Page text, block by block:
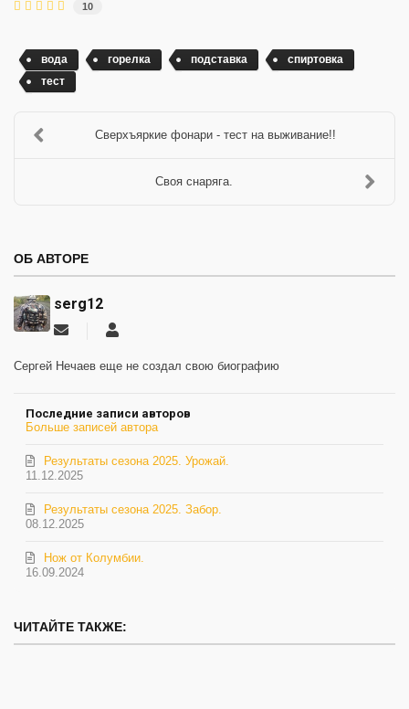
10
вода горелка подставка
спиртовка
тест
Сверхъяркие фонари - тест на выживание!!
Своя снаряга.
ОБ АВТОРЕ
serg12
Подписаться
обновление
serg12
Сергей Нечаев еще не создал свою биографию
Последние записи авторов
Больше записей автора
11.12.2025
Результаты сезона 2025. Урожай.
08.12.2025
Результаты сезона 2025. Забор.
16.09.2024
Нож от Колумбии.
ЧИТАЙТЕ ТАКЖЕ: